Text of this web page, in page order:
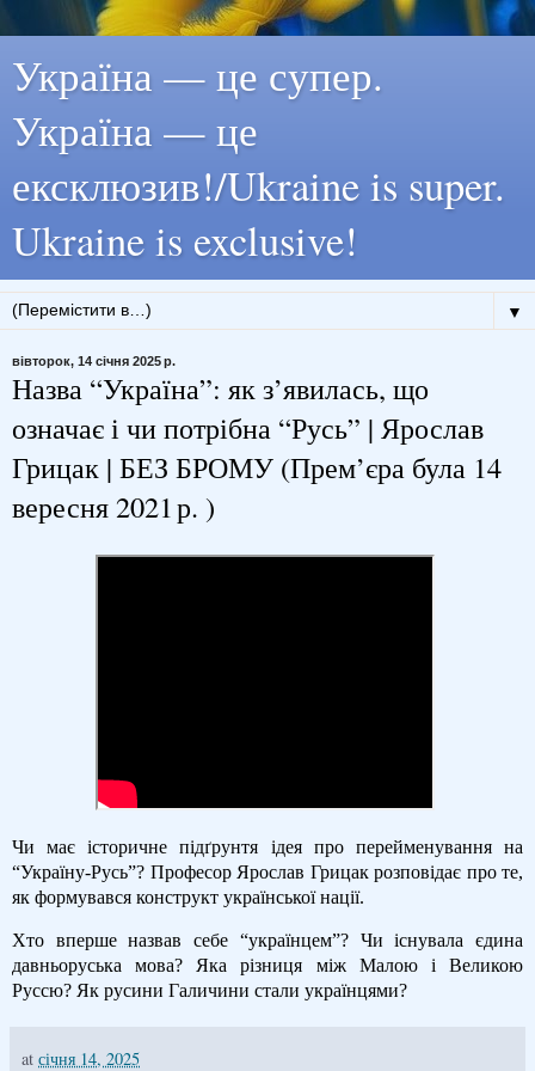
Україна — це супер.
Україна — це
ексклюзив!/Ukraine is super.
Ukraine is exclusive!
▼
вівторок, 14 січня 2025 р.
Назва “Україна”: як з’явилась, що
означає і чи потрібна “Русь” | Ярослав
Грицак | БЕЗ БРОМУ (Прем’єра була 14
вересня 2021 р. )
Чи має історичне підґрунтя ідея про перейменування на
“Україну-Русь”? Професор Ярослав Грицак розповідає про те,
як формувався конструкт української нації.
Хто вперше назвав себе “українцем”? Чи існувала єдина
давньоруська мова? Яка різниця між Малою і Великою
Руссю? Як русини Галичини стали українцями?
at січня 14, 2025